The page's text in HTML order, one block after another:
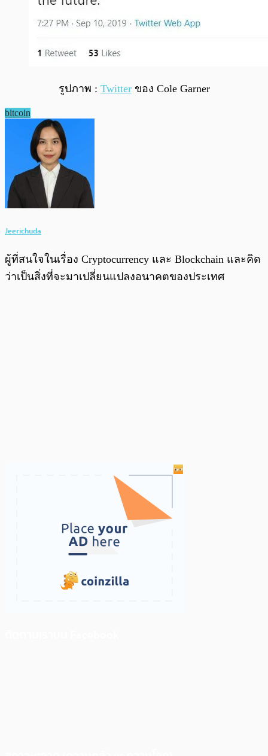
รูปภาพ : Twitterของ Cole Garner
bitcoin
Jeerichuda
ผู้ที่สนใจในเรื่อง Cryptocurrency และ Blockchain และคิด
ว่าเป็นสิ่งที่จะมาเปลี่ยนแปลงอนาคตของประเทศ